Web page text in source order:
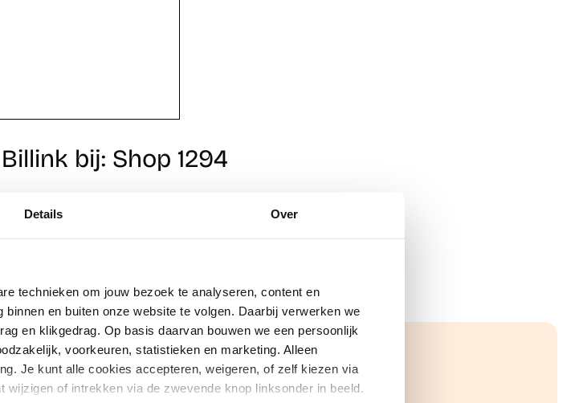
Details Over
technieken om jouw bezoek te analyseren, content en
en buiten onze website te volgen. Daarbij verwerken we
en klikgedrag. Op basis daarvan bouwen we een persoonlijk
voorkeuren, statistieken en marketing. Alleen
Je kunt alle cookies accepteren, weigeren, of zelf kiezen via
of intrekken via de zwevende knop linksonder in beeld.
bij: Shop 1294